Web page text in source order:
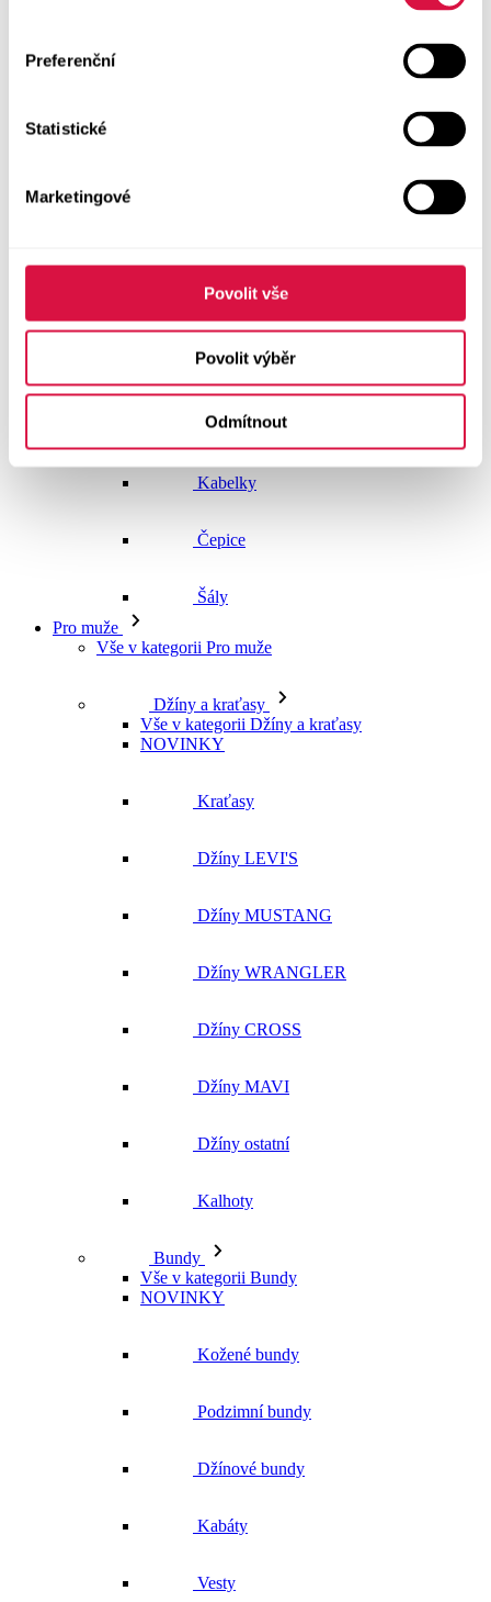
Preferenční
Statistické
Marketingové
Povolit vše
Povolit výběr
Odmítnout
Boty GEOX
Pásky
Peněženky
Kabelky
Čepice
Šály
Pro muže
Vše v kategorii Pro muže
Džíny a kraťasy
Vše v kategorii Džíny a kraťasy
NOVINKY
Kraťasy
Džíny LEVI'S
Džíny MUSTANG
Džíny WRANGLER
Džíny CROSS
Džíny MAVI
Džíny ostatní
Kalhoty
Bundy
Vše v kategorii Bundy
NOVINKY
Kožené bundy
Podzimní bundy
Džínové bundy
Kabáty
Vesty